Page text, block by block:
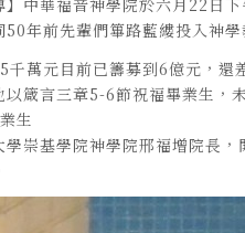
】中華福音神學院於六月22日
年前先輩們篳路藍縷投入神
千萬元目前已籌募到6億元，
箴言三章5-6節祝福畢業生，
生
崇基學院神學院邢福增院長